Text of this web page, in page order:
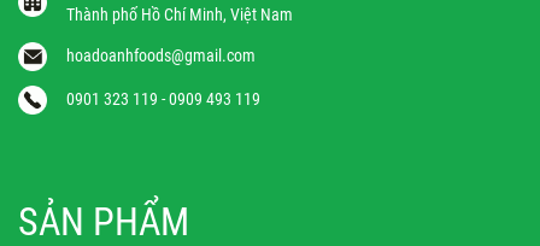
Thành phố Hồ Chí Minh, Việt Nam
hoadoanhfoods@gmail.com
0901 323 119 - 0909 493 119
SẢN PHẨM